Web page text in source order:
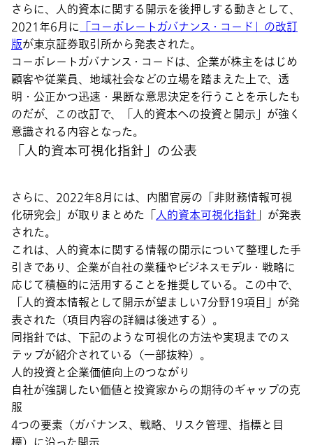
さらに、人的資本に関する開示を後押しする動きとして、
2021年6月に「コーポレートガバナンス・コード」の改訂
版が東京証券取引所から発表された。
コーポレートガバナンス・コードは、企業が株主をはじめ
顧客や従業員、地域社会などの立場を踏まえた上で、透
明・公正かつ迅速・果断な意思決定を行うことを示したも
のだが、この改訂で、「人的資本への投資と開示」が強く
意識される内容となった。
「人的資本可視化指針」の公表
さらに、2022年8月には、内閣官房の「非財務情報可視
化研究会」が取りまとめた「人的資本可視化指針」が発表
された。
これは、人的資本に関する情報の開示について整理した手
引きであり、企業が自社の業種やビジネスモデル・戦略に
応じて積極的に活用することを推奨している。この中で、
「人的資本情報として開示が望ましい7分野19項目」が発
表された（項目内容の詳細は後述する）。
同指針では、下記のような可視化の方法や実現までのス
テップが紹介されている（一部抜粋）。
人的投資と企業価値向上のつながり
自社が強調したい価値と投資家からの期待のギャップの克
服
4つの要素（ガバナンス、戦略、リスク管理、指標と目